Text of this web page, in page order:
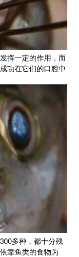
挥一定的作用，而
功在它们的口腔中
多种，都十分残
靠鱼类的食物为